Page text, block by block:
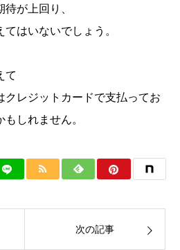
が上回り、
はいないでしょう。
て
クレジットカードで支払ってお
しれません。
次の記事